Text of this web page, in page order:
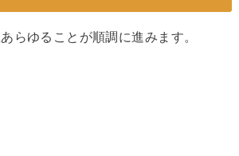
らゆることが順調に進みます。